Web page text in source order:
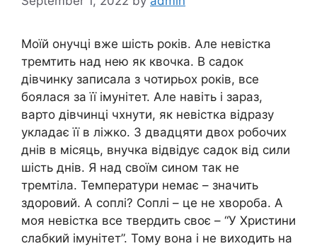
Моїй онучці вже шість років. Але невістка
тремтить над нею як квочка. В садок
дівчинку записала з чотирьох років, все
боялася за її імунітет. Але навіть і зараз,
варто дівчинці чхнути, як невістка відразу
укладає її в ліжко. З двадцяти двох робочих
днів в місяць, внучка відвідує садок від сили
шість днів. Я над своїм сином так не
тремтіла. Температури немає – значить
здоровий. А соплі? Соплі – це не хвороба. А
моя невістка все твердить своє – “У Христини
слабкий імунітет”. Тому вона і не виходить на